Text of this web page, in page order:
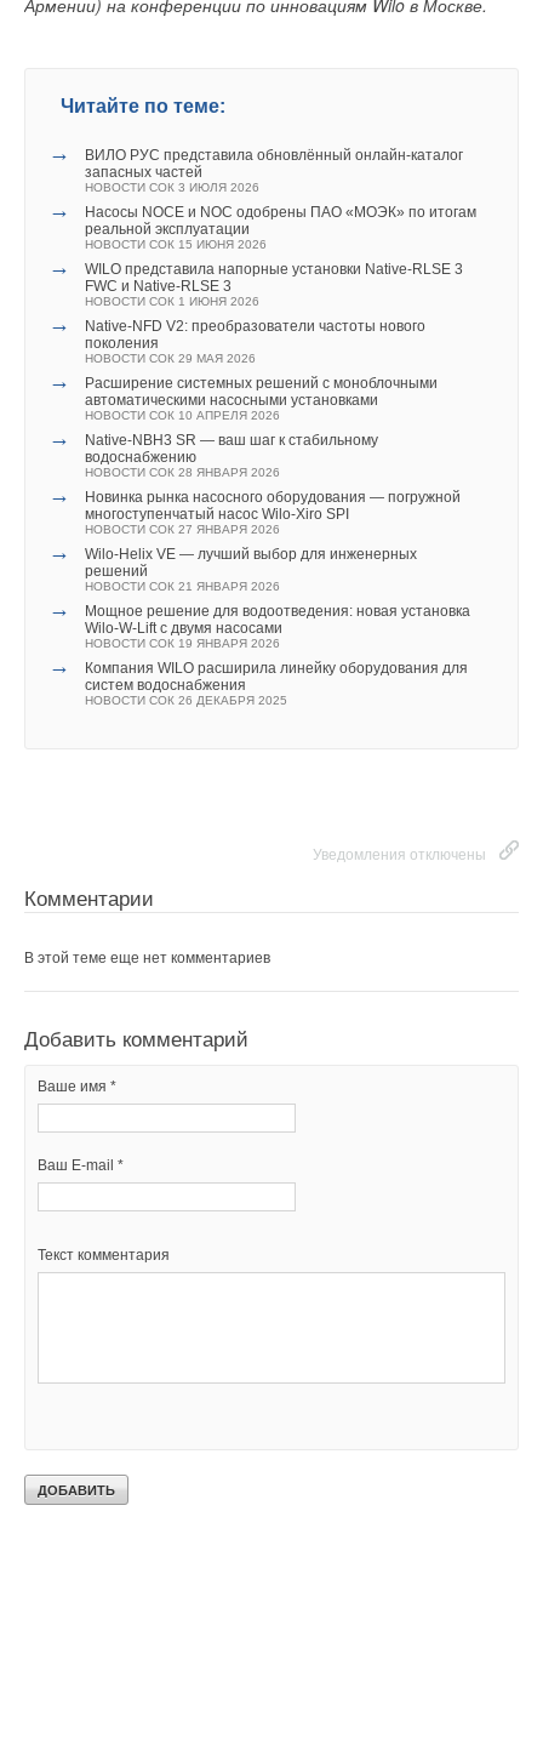
Армении) на конференции по инновациям Wilo в Москве.
Читайте по теме:
→
ВИЛО РУС представила обновлённый онлайн‑каталог
запасных частей
НОВОСТИ СОК 3 ИЮЛЯ 2026
→
Насосы NOCE и NOC одобрены ПАО «МОЭК» по итогам
реальной эксплуатации
НОВОСТИ СОК 15 ИЮНЯ 2026
→
WILO представила напорные установки Native‑RLSE 3
FWC и Native‑RLSE 3
НОВОСТИ СОК 1 ИЮНЯ 2026
→
Native‑NFD V2: преобразователи частоты нового
поколения
НОВОСТИ СОК 29 МАЯ 2026
→
Расширение системных решений с моноблочными
автоматическими насосными установками
НОВОСТИ СОК 10 АПРЕЛЯ 2026
→
Native-NBH3 SR — ваш шаг к стабильному
водоснабжению
НОВОСТИ СОК 28 ЯНВАРЯ 2026
→
Новинка рынка насосного оборудования — погружной
многоступенчатый насос Wilo-Xiro SPI
НОВОСТИ СОК 27 ЯНВАРЯ 2026
→
Wilo-Helix VE — лучший выбор для инженерных
решений
НОВОСТИ СОК 21 ЯНВАРЯ 2026
→
Мощное решение для водоотведения: новая установка
Wilo-W-Lift с двумя насосами
НОВОСТИ СОК 19 ЯНВАРЯ 2026
→
Компания WILO расширила линейку оборудования для
систем водоснабжения
НОВОСТИ СОК 26 ДЕКАБРЯ 2025
Уведомления отключены
Комментарии
В этой теме еще нет комментариев
Добавить комментарий
Ваше имя *
Ваш E-mail *
Текст комментария